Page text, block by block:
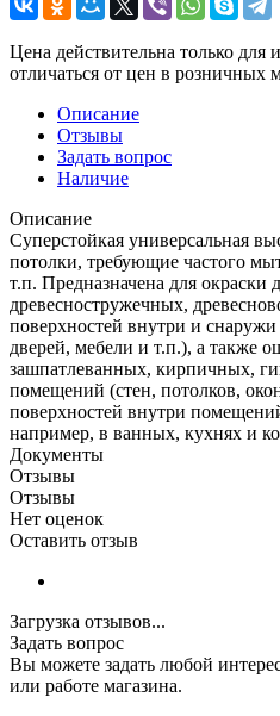
Цена действительна только для
отличаться от цен в розничных
Описание
Отзывы
Задать вопрос
Наличие
Описание
Суперстойкая универсальная
потолки, требующие частого
т.п. Предназначена для окраски
древесностружечных,
поверхностей внутри и
дверей, мебели и т.п.), а также
зашпатлеванных, кирпичных,
помещений (стен, потолков,
поверхностей внутри
например, в ванных, кухнях и
Документы
Отзывы
Отзывы
Нет оценок
Оставить отзыв
Загрузка отзывов...
Задать вопрос
Вы можете задать любой
или работе магазина.